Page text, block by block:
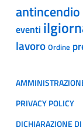
antincendio
eventi
lavoro Ordine
PRIVACY POLICY
DICHIARAZIONE